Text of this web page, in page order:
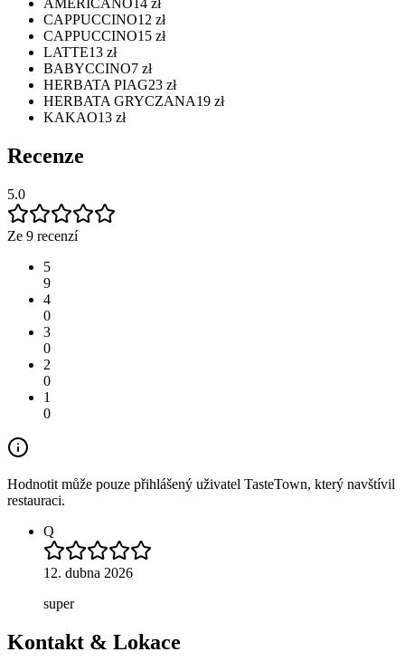
AMERICANO14 zł
CAPPUCCINO12 zł
CAPPUCCINO15 zł
LATTE13 zł
BABYCCINO7 zł
HERBATA PIAG23 zł
HERBATA GRYCZANA19 zł
KAKAO13 zł
Recenze
5.0
Ze 9 recenzí
5
9
4
0
3
0
2
0
1
0
Hodnotit může pouze přihlášený uživatel TasteTown, který navštívil
restauraci.
Q
12. dubna 2026
super
Kontakt & Lokace